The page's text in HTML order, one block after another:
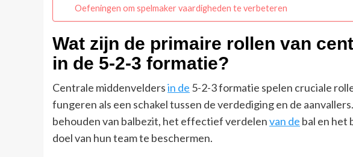
Oefeningen om spelmaker vaardigheden te verbeteren
Wat zijn de primaire rollen van
in de 5-2-3 formatie?
Centrale middenveldersin de 5-2-3 formatie spelen cruciale
fungeren als een schakel tussen de verdediging en de
behouden van balbezit, het effectief verdelenvan de bal en het
doel van hun team te beschermen.